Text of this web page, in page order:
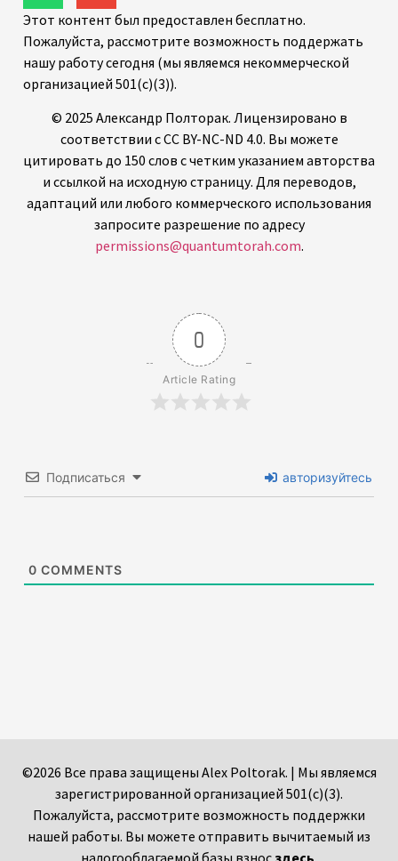
Этот контент был предоставлен бесплатно.
Пожалуйста, рассмотрите возможность поддержать
нашу работу сегодня (мы являемся некоммерческой
организацией 501(c)(3)).
© 2025 Александр Полторак. Лицензировано в
соответствии с CC BY-NC-ND 4.0. Вы можете
цитировать до 150 слов с четким указанием авторства
и ссылкой на исходную страницу. Для переводов,
адаптаций или любого коммерческого использования
запросите разрешение по адресу
permissions@quantumtorah.com.
0
Article Rating
Подписаться авторизуйтесь
0 COMMENTS
©2026 Все права защищены Alex Poltorak. | Мы являемся
зарегистрированной организацией 501(c)(3).
Пожалуйста, рассмотрите возможность поддержки
нашей работы. Вы можете отправить вычитаемый из